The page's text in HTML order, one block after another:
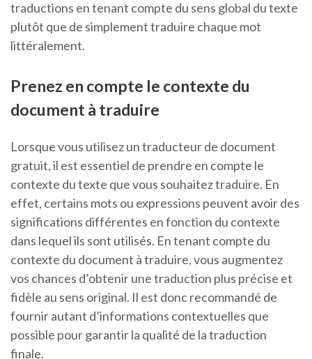
traductions en tenant compte du sens global du texte
plutôt que de simplement traduire chaque mot
littéralement.
Prenez en compte le contexte du
document à traduire
Lorsque vous utilisez un traducteur de document
gratuit, il est essentiel de prendre en compte le
contexte du texte que vous souhaitez traduire. En
effet, certains mots ou expressions peuvent avoir des
significations différentes en fonction du contexte
dans lequel ils sont utilisés. En tenant compte du
contexte du document à traduire, vous augmentez
vos chances d’obtenir une traduction plus précise et
fidèle au sens original. Il est donc recommandé de
fournir autant d’informations contextuelles que
possible pour garantir la qualité de la traduction
finale.